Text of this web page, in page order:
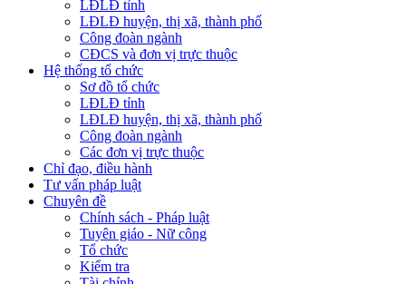
LĐLĐ tỉnh
LĐLĐ huyện, thị xã, thành phố
Công đoàn ngành
CĐCS và đơn vị trực thuộc
Hệ thống tổ chức
Sơ đồ tổ chức
LĐLĐ tỉnh
LĐLĐ huyện, thị xã, thành phố
Công đoàn ngành
Các đơn vị trực thuộc
Chỉ đạo, điều hành
Tư vấn pháp luật
Chuyên đề
Chính sách - Pháp luật
Tuyên giáo - Nữ công
Tổ chức
Kiểm tra